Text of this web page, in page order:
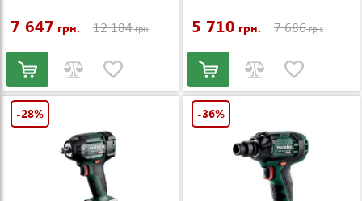
7 647 грн. 12 184грн. 5 710 грн. 7 686грн.
-28% -36%